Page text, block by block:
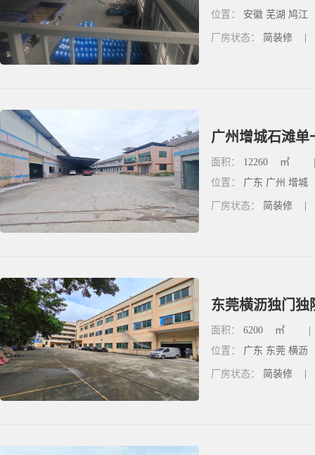
位置： 安徽 芜湖 鸠江
厂房状态： 简装修
广州增城石滩单
面积： 12260 ㎡
位置： 广东 广州 增城
厂房状态： 简装修
东莞横沥独门独
面积： 6200 ㎡
位置： 广东 东莞 横沥
厂房状态： 简装修